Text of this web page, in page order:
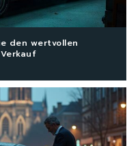
den wertvollen